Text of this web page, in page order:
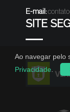
E-mail:
SITE
Ao navegar pelo
Privacidade